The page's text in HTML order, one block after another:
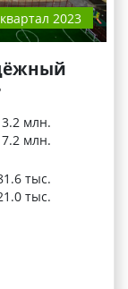
2023
млн.
млн.
тыс.
тыс.